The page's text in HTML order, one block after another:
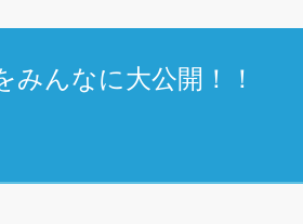
んなに大公開！！